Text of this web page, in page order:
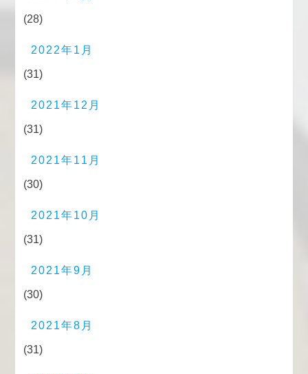
(28)
2022年1月
(31)
2021年12月
(31)
2021年11月
(30)
2021年10月
(31)
2021年9月
(30)
2021年8月
(31)